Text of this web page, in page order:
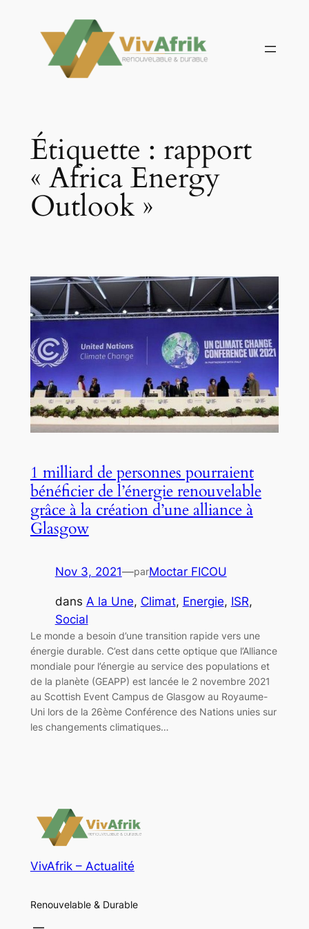
contenu
Étiquette : rapport
« Africa Energy
Outlook »
1 milliard de personnes pourraient
bénéficier de l’énergie renouvelable
grâce à la création d’une alliance à
Glasgow
Nov 3, 2021—parMoctar FICOU
dans A la Une, Climat, Energie, ISR
Social
Le monde a besoin d’une transition rapide vers une
énergie durable. C’est dans cette optique que l’Alliance
mondiale pour l’énergie au service des populations et
de la planète (GEAPP) est lancée le 2 novembre 2021
au Scottish Event Campus de Glasgow au Royaume-
Uni lors de la 26ème Conférence des Nations unies sur
les changements climatiques…
VivAfrik – Actualité
Renouvelable & Durable